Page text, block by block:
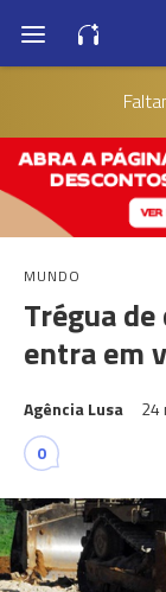
MUNDO
Trégua
entra em
Agência Lusa 24
0